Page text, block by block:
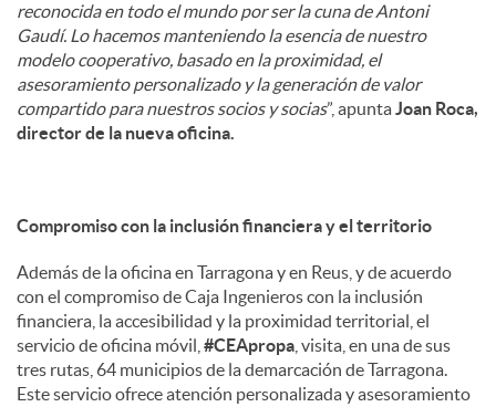
reconocida en todo el mundo por ser la cuna de Antoni
Gaudí. Lo hacemos manteniendo la esencia de nuestro
modelo cooperativo, basado en la proximidad, el
asesoramiento personalizado y la generación de valor
compartido para nuestros socios y socias”, apuntaJoan Roca,
director de la nueva oficina.
Compromiso con la inclusión financiera y el territorio
Además de la oficina en Tarragona y en Reus, y de acuerdo
con el compromiso de Caja Ingenieros con la inclusión
financiera, la accesibilidad y la proximidad territorial, el
servicio de oficina móvil, #CEApropa , visita, en una de sus
tres rutas, 64 municipios de la demarcación de Tarragona.
Este servicio ofrece atención personalizada y asesoramiento